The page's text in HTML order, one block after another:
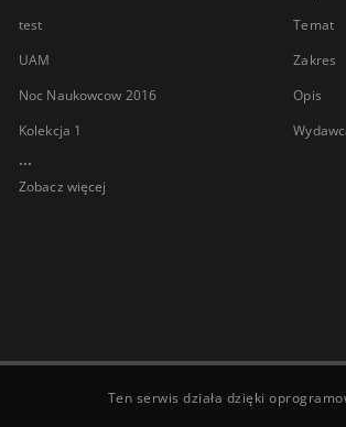
test
UAM
Noc Naukowcow 2016
Kolekcja 1
...
Zobacz więcej
Temat
Zakres
Opis
Ten serwis działa dzięki